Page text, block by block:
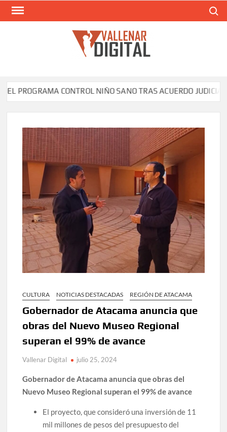
Saltar
CONTROL NIÑO SANO TRAS ACUERDO JUDICIAL
CULTURA NOTICIAS DESTACADAS REGIÓN DE ATACAMA
Gobernador de Atacama anuncia que
obras del Nuevo Museo Regional
superan el 99% de avance
Vallenar Digital julio 25, 2024
Gobernador de Atacama anuncia que obras del
Nuevo Museo Regional superan el 99% de avance
El proyecto, que consideró una inversión de 11
mil millones de pesos del presupuesto del